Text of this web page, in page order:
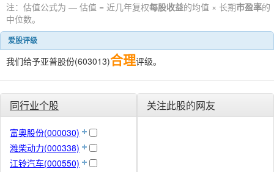
注：估值公式为 — 估值 = 近几年复权每股收益的均值 × 长期市盈率的
中位数。
爱股评级
我们给予亚普股份(603013)合理评级。
同行业个股
富奥股份(000030)
潍柴动力(000338)
江铃汽车(000550)
关注此股的网友